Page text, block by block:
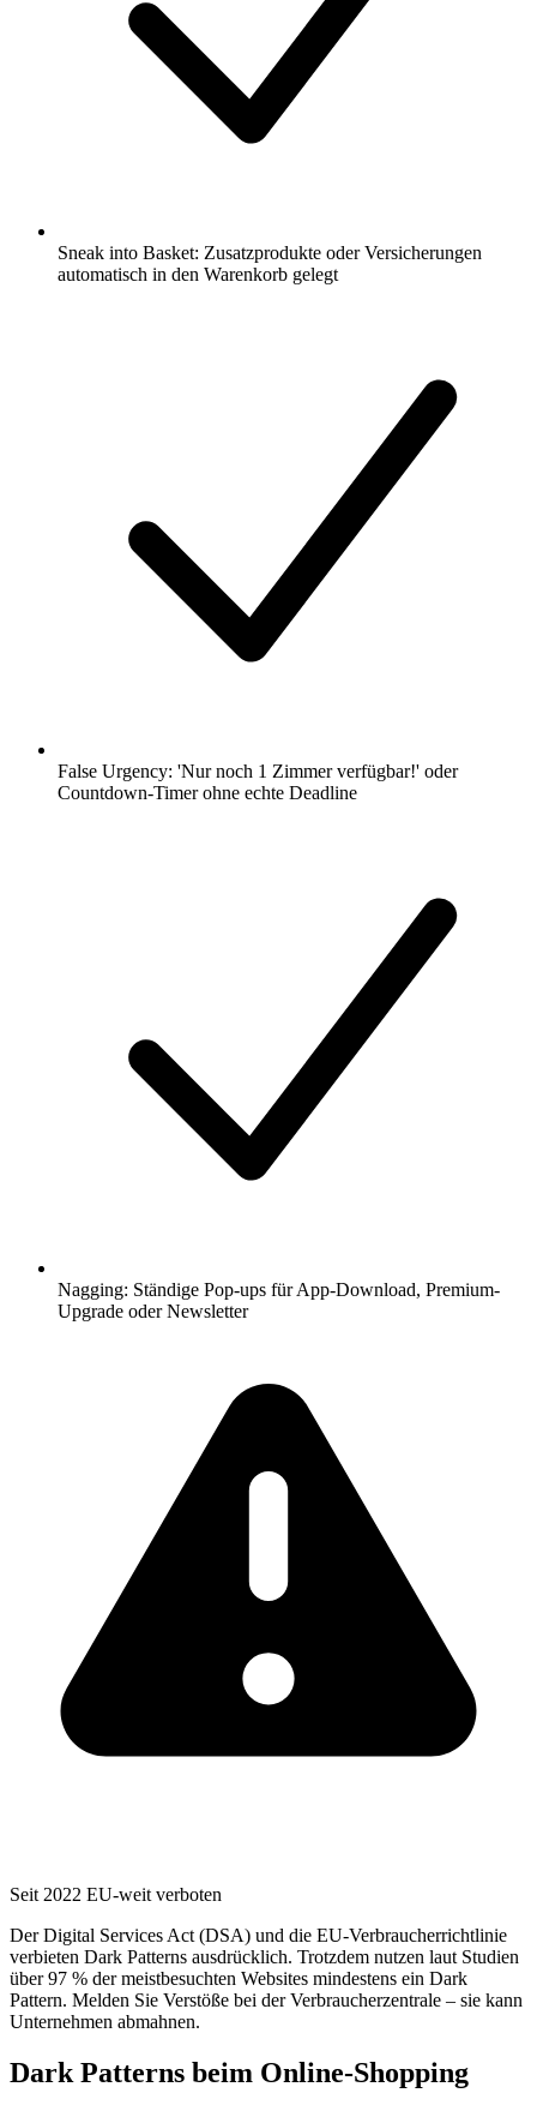
Sneak into Basket: Zusatzprodukte oder Versicherungen
automatisch in den Warenkorb gelegt
False Urgency: 'Nur noch 1 Zimmer verfügbar!' oder
Countdown-Timer ohne echte Deadline
Nagging: Ständige Pop-ups für App-Download, Premium-
Upgrade oder Newsletter
Seit 2022 EU-weit verboten
Der Digital Services Act (DSA) und die EU-Verbraucherrichtlinie
verbieten Dark Patterns ausdrücklich. Trotzdem nutzen laut Studien
über 97 % der meistbesuchten Websites mindestens ein Dark
Pattern. Melden Sie Verstöße bei der Verbraucherzentrale – sie kann
Unternehmen abmahnen.
Dark Patterns beim Online-Shopping